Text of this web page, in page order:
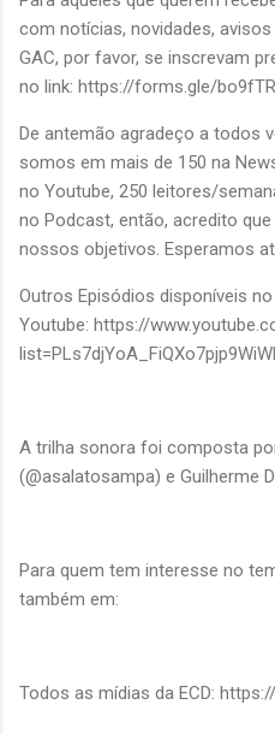
com notícias, novidades,
GAC, por favor, se inscrevam
no link: https://forms.gle/
De antemão agradeço a todos
somos em mais de 150 na
no Youtube, 250 leitores/
no Podcast, então, acredito
nossos objetivos. Esperamos
Outros Episódios disponíveis no
Youtube: https://
A trilha sonora foi composta
(@asalatosampa) e Guilherme
Para quem tem interesse no
também em:
Todos as mídias da ECD: